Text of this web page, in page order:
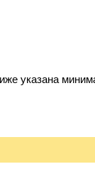
указана